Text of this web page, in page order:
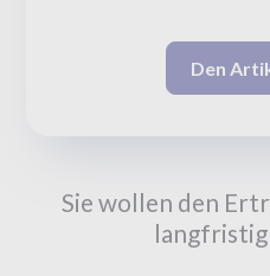
Den
Sie wollen den
langfristig